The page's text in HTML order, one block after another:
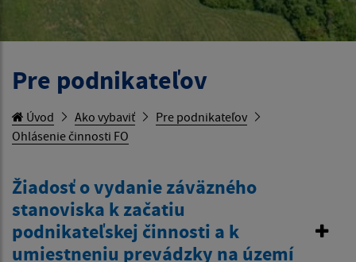
Pre podnikateľov
Úvod Ako vybaviť
Pre podnikateľov
Ohlásenie činnosti FO
Žiadosť o vydanie záväzného
stanoviska k začatiu
podnikateľskej činnosti a k
umiestneniu prevádzky na území